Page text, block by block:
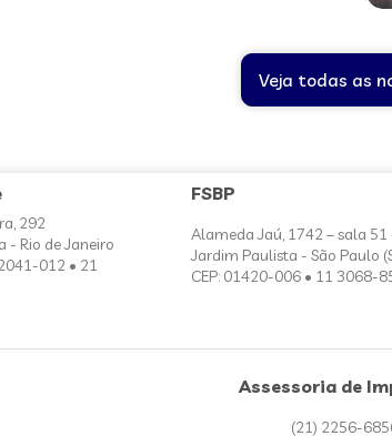
Veja todas as
292
- Rio de Janeiro
012 • 21
FSBP
Alameda Jaú, 1742 – sala 51
Jardim Paulista - São Paulo
CEP: 01420-006 • 11 3068-
Assessoria de
(21) 2256-